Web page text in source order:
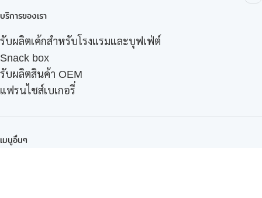
บริการของเรา
รับผลิตเค้กสำหรับโรงแรมและบุฟเฟ่ต์
Snack box
รับผลิตสินค้า OEM
แฟรนไชส์เบเกอรี่
เมนูอื่นๆ